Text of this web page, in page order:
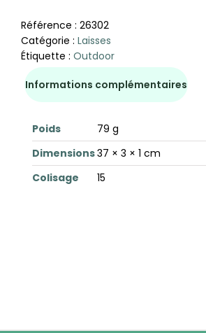
Référence : 26302
Catégorie : Laisses
Étiquette : Outdoor
Informations complémentaires
Poids
79 g
Dimensions37 × 3 × 1 cm
Colisage
15